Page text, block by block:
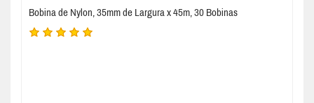
Bobina de Nylon, 35mm de Largura x 45m, 30 Bobinas